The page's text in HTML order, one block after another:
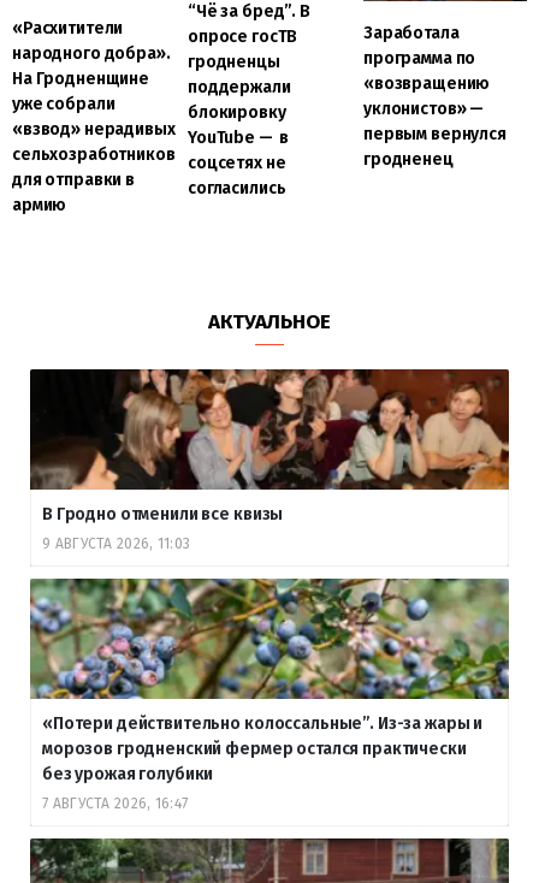
«Расхитители
народного добра».
На Гродненщине
уже собрали
«взвод» нерадивых
сельхозработников
для отправки в
армию
“Чё за бред”. В
опросе госТВ
гродненцы
поддержали
блокировку
YouTube — в
соцсетях не
согласились
Заработала
программа по
«возвращению
уклонистов» —
первым вернулся
гродненец
АКТУАЛЬНОЕ
В Гродно отменили все квизы
9 АВГУСТА 2026, 11:03
«Потери действительно колоссальные”. Из-за жары и
морозов гродненский фермер остался практически
без урожая голубики
7 АВГУСТА 2026, 16:47